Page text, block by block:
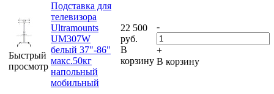
Быстрый
просмотр
Подставка для
телевизора
Ultramounts
UM307W
белый 37"-86"
макс.50кг
напольный
мобильный
22 500
руб.
В
корзину
-
+
В корзину